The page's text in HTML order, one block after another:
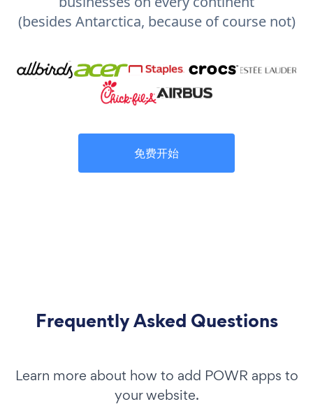
(besides Antarctica, because of course not)
免费开始
Frequently Asked Questions
Learn more about how to add POWR apps to
your website.